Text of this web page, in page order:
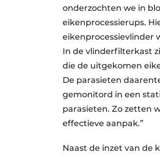
onderzochten we in
eikenprocessierups.
eikenprocessievlinder
In de vlinderfilterkast
die de uitgekomen
De parasieten
gemonitord in een
parasieten. Zo zetten
effectieve aanpak.”
Naast de inzet van de